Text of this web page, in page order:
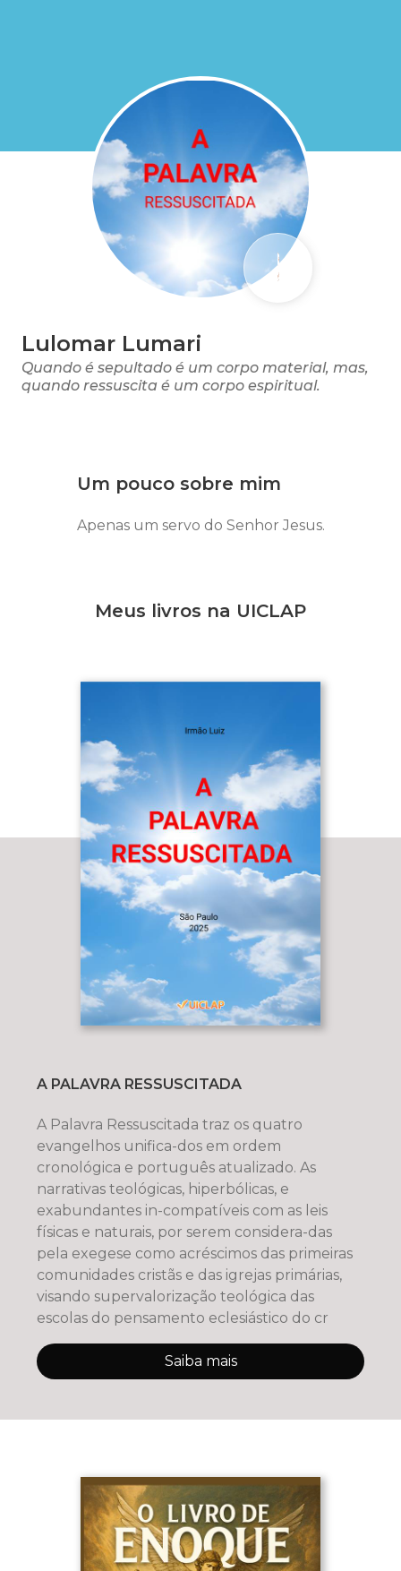
Lulomar Lumari
Quando é sepultado é um corpo material, mas,
quando ressuscita é um corpo espiritual.
Um pouco sobre mim
Apenas um servo do Senhor Jesus.
Meus livros na UICLAP
A PALAVRA RESSUSCITADA
A Palavra Ressuscitada traz os quatro
evangelhos unifica-dos em ordem
cronológica e português atualizado. As
narrativas teológicas, hiperbólicas, e
exabundantes in-compatíveis com as leis
físicas e naturais, por serem considera-das
pela exegese como acréscimos das primeiras
comunidades cristãs e das igrejas primárias,
visando supervalorização teológica das
escolas do pensamento eclesiástico do cr
Saiba mais